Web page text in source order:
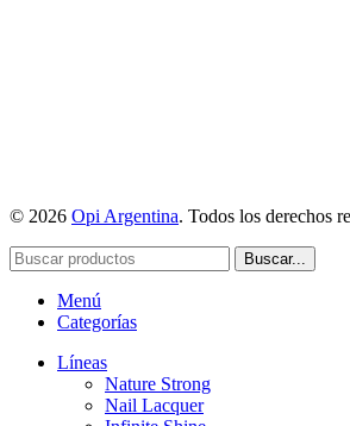
© 2026 Opi Argentina. Todos los derechos
Buscar...
Menú
Categorías
Líneas
Nature Strong
Nail Lacquer